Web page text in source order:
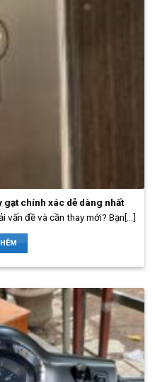
gạt chính xác dễ dàng nhất
vấn đề và cần thay mới? Bạn[...]